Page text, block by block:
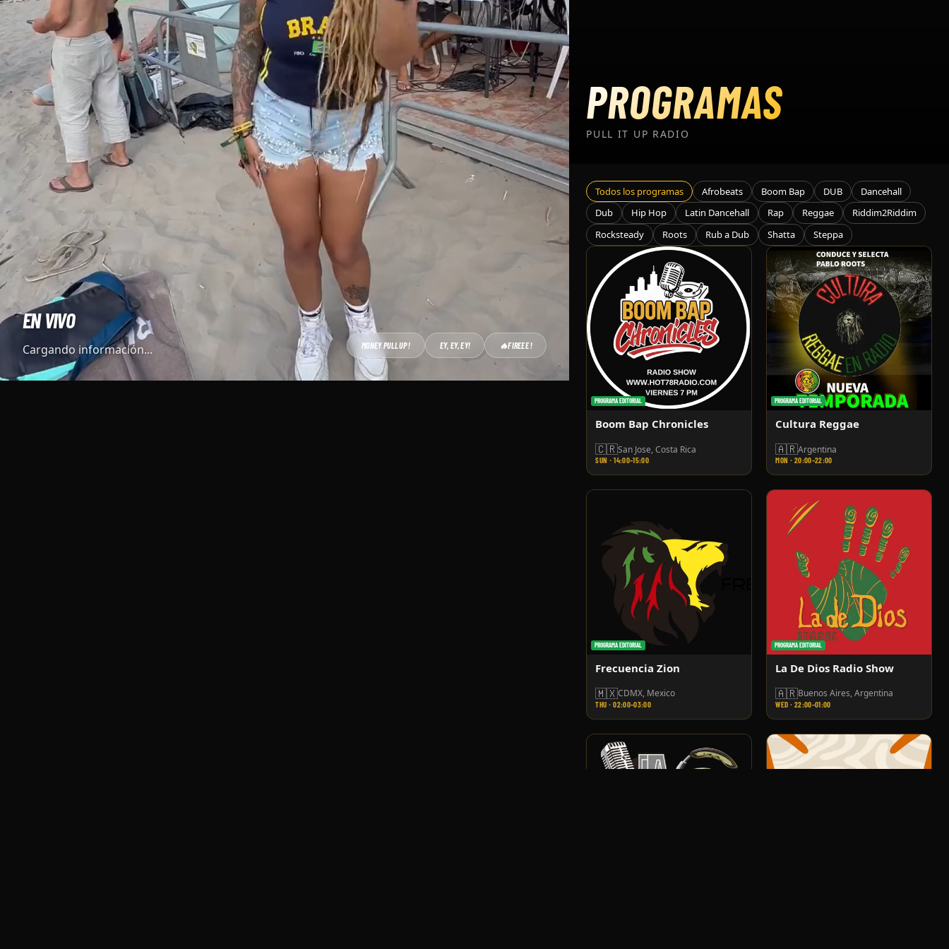
MÚSICA
EVENTOS
EN VIVO
Cargando información... MONEY PULLUP ! EY, EY, EY! 🔥FIREEE !
PROGRAMAS
PULL IT UP RADIO
Todos los programas Afrobeats Boom Bap DUB
Dancehall
Dub
Hip Hop Latin Dancehall Rap Reggae
Riddim2Riddim
Rocksteady
Roots Rub a Dub Shatta Steppa
PROGRAMA EDITORIAL
Boom Bap Chronicles
🇨🇷San Jose, Costa Rica
SUN · 14:00–15:00
PROGRAMA EDITORIAL
Cultura Reggae
🇦🇷Argentina
MON · 20:00–22:00
PROGRAMA EDITORIAL
Frecuencia Zion
🇲🇽CDMX, Mexico
THU · 02:00–03:00
PROGRAMA EDITORIAL
La De Dios Radio Show
🇦🇷Buenos Aires, Argentina
WED · 22:00–01:00